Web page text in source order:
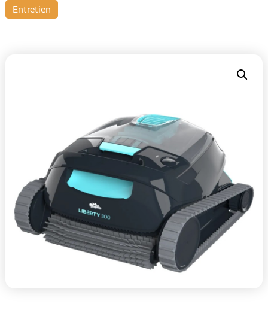
Entretien